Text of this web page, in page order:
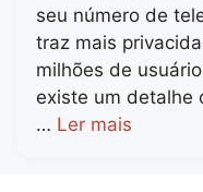
seu número de
traz mais
milhões de
existe um detalhe
… Ler mais